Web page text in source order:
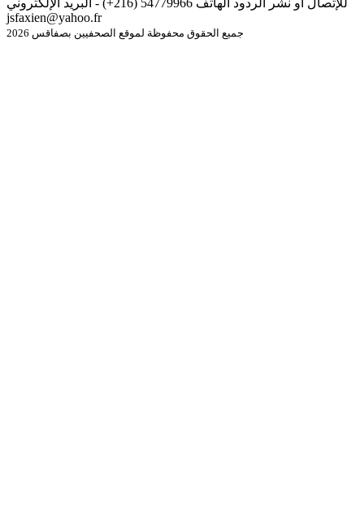
للإتصال أو نشر الردود الهاتف 54779966 (216+) - البريد الإلكتروني
jsfaxien@yahoo.fr
جميع الحقوق محفوظة لموقع الصحفيين بصفاقس 2026